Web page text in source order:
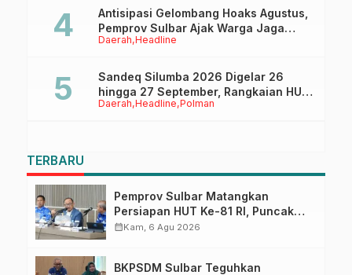
Daerah Headline
Antisipasi Gelombang Hoaks Agustus,
Pemprov Sulbar Ajak Warga Jaga
Ruang Digital
Daerah Headline Polman
Sandeq Silumba 2026 Digelar 26
hingga 27 September, Rangkaian HUT
Sulbar
TERBARU
Pemprov Sulbar Matangkan
Persiapan HUT Ke-81 RI, Puncak
Upacara di Lapangan Ahmad
calendar_monthKam, 6 Agu 2026
BKPSDM Sulbar Teguhkan